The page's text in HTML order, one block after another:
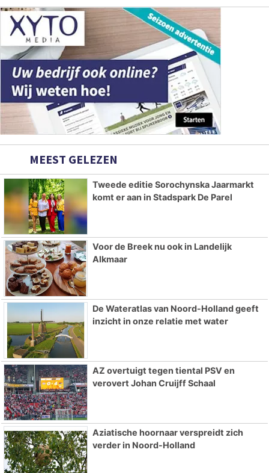
MEEST GELEZEN
Tweede editie Sorochynska Jaarmarkt
komt er aan in Stadspark De Parel
Voor de Breek nu ook in Landelijk
Alkmaar
De Wateratlas van Noord-Holland geeft
inzicht in onze relatie met water
AZ overtuigt tegen tiental PSV en
verovert Johan Cruijff Schaal
Aziatische hoornaar verspreidt zich
verder in Noord-Holland